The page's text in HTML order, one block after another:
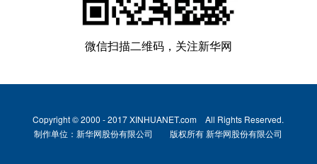
微信扫描二维码，关注新华网
Copyright © 2000 - 2017 XINHUANET.com All Rights Reserved.
制作单位：新华网股份有限公司 版权所有 新华网股份有限公司